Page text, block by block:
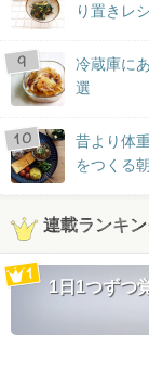
り置きレ
冷蔵庫に
選
昔より体
をつくる
連載ランキ
1日1つずつ